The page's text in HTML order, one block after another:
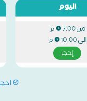
اليوم
من7:00 م
الى10:00 م
إحجز